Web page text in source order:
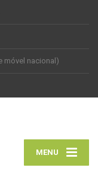
móvel nacional)
MENU